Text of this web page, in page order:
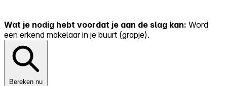
Wat je nodig hebt voordat je aan de slag kan: Word
een erkend makelaar in je buurt (grapje).
Bereken nu